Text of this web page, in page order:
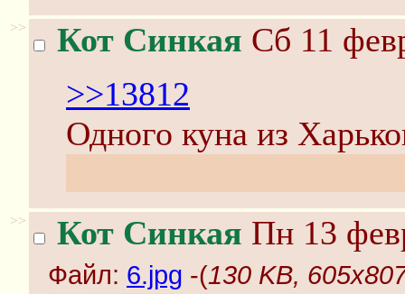
>> Кот Синкая Сб 11
>>13812
Одного куна из
>> Кот Синкая Пн 13
Файл: 6.jpg -(130 KB,